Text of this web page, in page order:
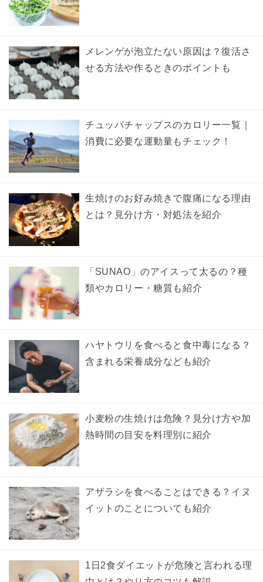
メレンゲが泡立たない原因は？復活さ
せる方法や作るときのポイントも
チュッパチャップスのカロリー一覧｜
消費に必要な運動量もチェック！
生焼けのお好み焼きで腹痛になる理由
とは？見分け方・対処法を紹介
「SUNAO」のアイスって太るの？種
類やカロリー・糖質も紹介
ハヤトウリを食べると食中毒になる？
含まれる栄養成分なども紹介
小麦粉の生焼けは危険？見分け方や加
熱時間の目安を料理別に紹介
アザラシを食べることはできる？イヌ
イットのことについても紹介
1日2食ダイエットが危険と言われる理